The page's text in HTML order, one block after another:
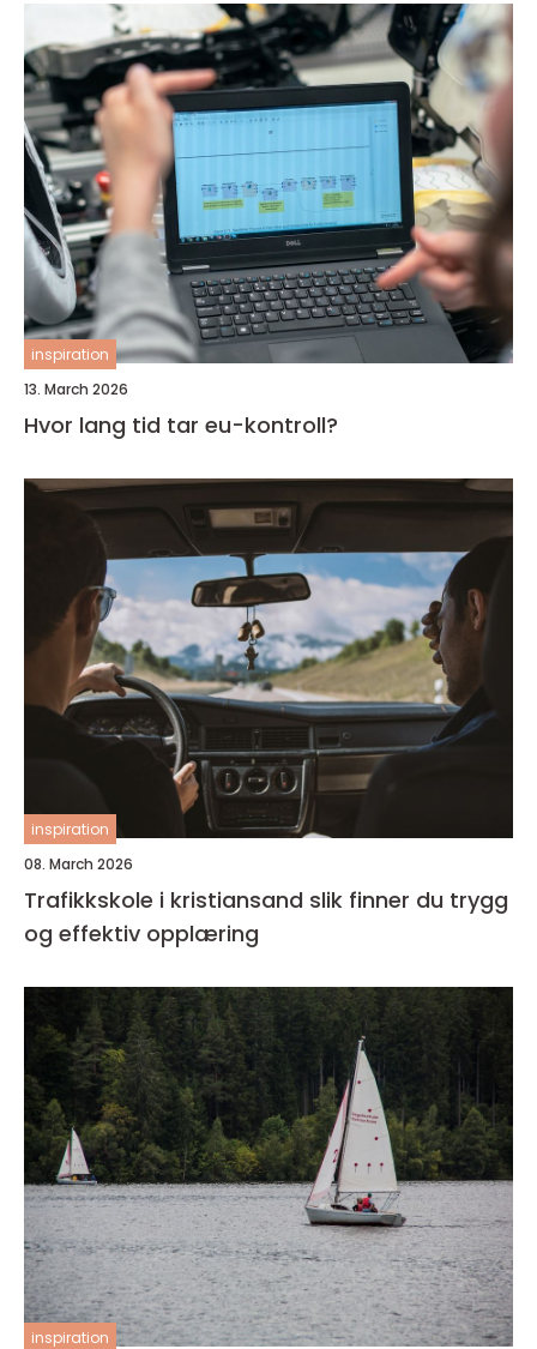
inspiration
13. March 2026
Hvor lang tid tar eu-kontroll?
inspiration
08. March 2026
Trafikkskole i kristiansand slik finner du trygg
og effektiv opplæring
inspiration